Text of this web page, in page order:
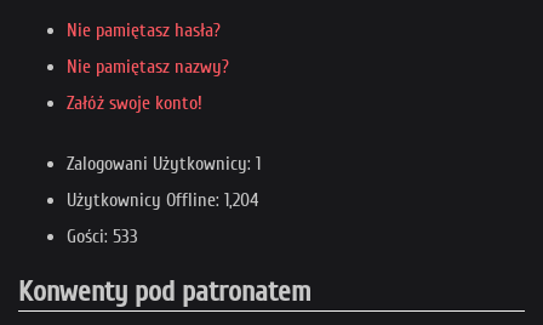
Nie pamiętasz hasła?
Nie pamiętasz nazwy?
Załóż swoje konto!
Zalogowani Użytkownicy: 1
Użytkownicy Offline: 1,204
Gości: 533
Konwenty pod patronatem